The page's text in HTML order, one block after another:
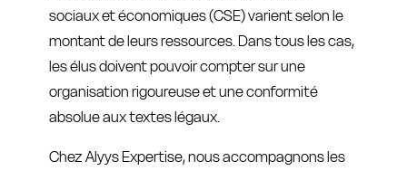
sociaux et économiques (CSE) varient selon le
montant de leurs ressources. Dans tous les cas,
les élus doivent pouvoir compter sur une
organisation rigoureuse et une conformité
absolue aux textes légaux.
Chez Alyys Expertise, nous accompagnons les